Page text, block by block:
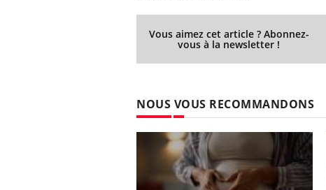
Vous aimez cet article ? Abonnez-
vous à la newsletter !
NOUS VOUS RECOMMANDONS